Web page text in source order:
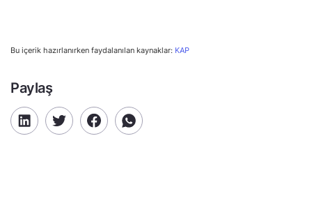
Bu içerik hazırlanırken faydalanılan kaynaklar: KAP
Paylaş